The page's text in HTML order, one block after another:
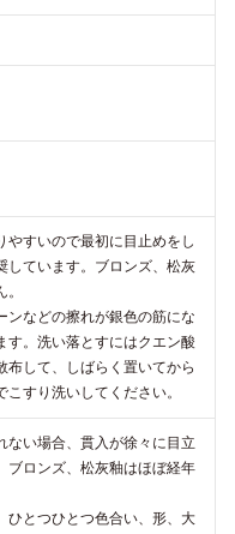
やすいので最初に目止めをし
しています。ブロンズ、松灰
ンなどの擦れが銀色の筋にな
す。洗い落とすにはクエン酸
布して、しばらく置いてから
こすり洗いしてください。
ない場合、貫入が徐々に目立
ブロンズ、松灰釉はほぼ経年
ひとつひとつ色合い、形、大